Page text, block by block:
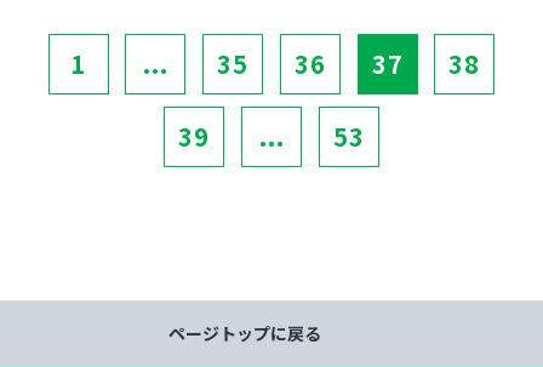
1 ... 35 36 37 38
39 ... 53
ページトップに戻る